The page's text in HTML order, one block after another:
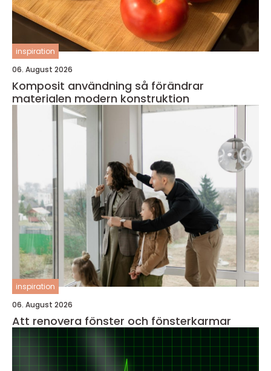
inspiration
06. August 2026
Komposit användning så förändrar
materialen modern konstruktion
inspiration
06. August 2026
Att renovera fönster och fönsterkarmar